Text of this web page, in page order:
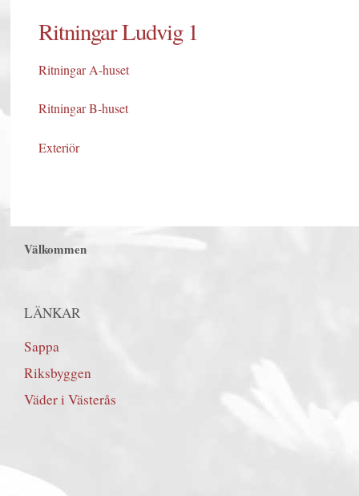
BOKNING GÄSTLÄGENHET
Ritningar Ludvig 1
Ritningar A-huset
Ritningar B-huset
Exteriör
Välkommen
LÄNKAR
Sappa
Riksbyggen
Väder i Västerås